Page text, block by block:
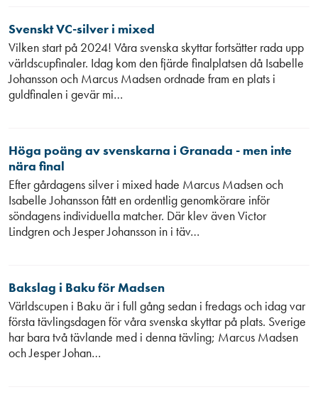
Svenskt VC-silver i mixed
Vilken start på 2024! Våra svenska skyttar fortsätter rada upp
världscupfinaler. Idag kom den fjärde finalplatsen då Isabelle
Johansson och Marcus Madsen ordnade fram en plats i
guldfinalen i gevär mi…
Höga poäng av svenskarna i Granada - men inte
nära final
Efter gårdagens silver i mixed hade Marcus Madsen och
Isabelle Johansson fått en ordentlig genomkörare inför
söndagens individuella matcher. Där klev även Victor
Lindgren och Jesper Johansson in i täv…
Bakslag i Baku för Madsen
Världscupen i Baku är i full gång sedan i fredags och idag var
första tävlingsdagen för våra svenska skyttar på plats. Sverige
har bara två tävlande med i denna tävling; Marcus Madsen
och Jesper Johan…